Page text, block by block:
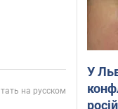
на русском
У